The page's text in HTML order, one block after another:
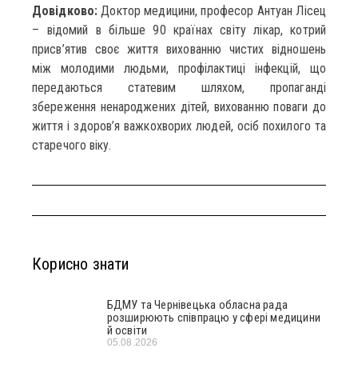
Довідково: Доктор медицини, професор Антуан Лісец
– відомий в більше 90 країнах світу лікар, котрий
присв’ятив своє життя вихованню чистих відношень
між молодими людьми, профілактиці інфекцій, що
передаються статевим шляхом, пропаганді
збереження ненароджених дітей, вихованню поваги до
життя і здоров’я важкохворих людей, осіб похилого та
старечого віку.
Корисно знати
БДМУ та Чернівецька обласна рада
розширюють співпрацю у сфері медицини
й освіти
05.08.2026